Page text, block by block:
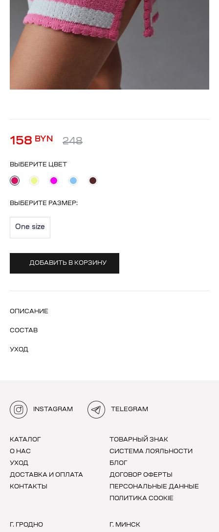
158 BYN 248
ВЫБЕРИТЕ ЦВЕТ
ВЫБЕРИТЕ РАЗМЕР:
One size
ДОБАВИТЬ В КОРЗИНУ
ОПИСАНИЕ
СОСТАВ
УХОД
INSTAGRAM TELEGRAM
КАТАЛОГ
О НАС
УХОД
ДОСТАВКА И ОПЛАТА
КОНТАКТЫ
ТОВАРНЫЙ ЗНАК
СИСТЕМА ЛОЯЛЬНОСТИ
БЛОГ
ДОГОВОР ОФЕРТЫ
ПЕРСОНАЛЬНЫЕ ДАННЫЕ
ПОЛИТИКА COOKIE
Г. ГРОДНО Г. МИНСК